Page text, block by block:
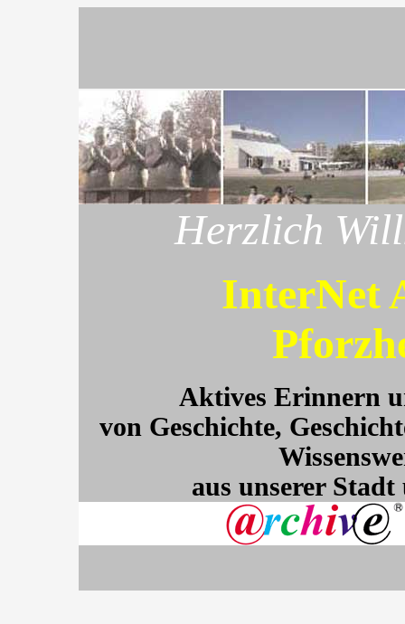
Herzlich
InterNet
Aktives Erinnern
von Geschichte,
aus unserer